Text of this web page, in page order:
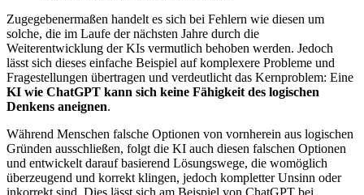
Zugegebenermaßen handelt es sich bei Fehlern wie diesen um
solche, die im Laufe der nächsten Jahre durch die
Weiterentwicklung der KIs vermutlich behoben werden. Jedoch
lässt sich dieses einfache Beispiel auf komplexere Probleme und
Fragestellungen übertragen und verdeutlicht das Kernproblem: Eine
KI wie ChatGPT kann sich keine Fähigkeit des logischen
Denkens aneignen.
Während Menschen falsche Optionen von vornherein aus logischen
Gründen ausschließen, folgt die KI auch diesen falschen Optionen
und entwickelt darauf basierend Lösungswege, die womöglich
überzeugend und korrekt klingen, jedoch kompletter Unsinn oder